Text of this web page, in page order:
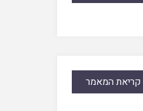
קריאת המאמר